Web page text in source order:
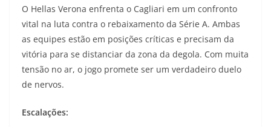
O Hellas Verona enfrenta o Cagliari em um confronto
vital na luta contra o rebaixamento da Série A. Ambas
as equipes estão em posições críticas e precisam da
vitória para se distanciar da zona da degola. Com muita
tensão no ar, o jogo promete ser um verdadeiro duelo
de nervos.
Escalações: